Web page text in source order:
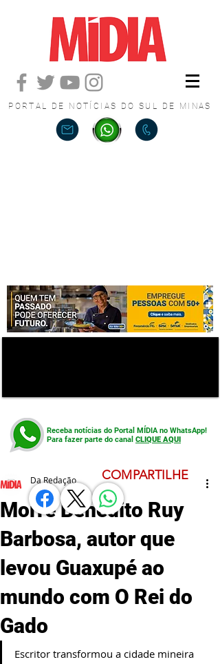
PORTAL DE NOTÍCIAS DO SUL DE MINAS
Receba notícias do Portal MÍDIA no WhatsApp!
Para fazer parte do canal CLIQUE AQUI
Morre Benedito Ruy
Barbosa, autor que
levou Guaxupé ao
mundo com O Rei do
Gado
Da Redação
Escritor transformou a cidade mineira
COMPARTILHE